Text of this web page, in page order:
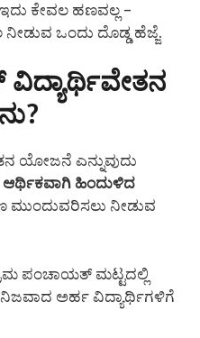
ಕೇವಲ ಹಣವಲ್ಲ –
ಒಂದು ದೊಡ್ಡ ಹೆಜ್ಜೆ.
ಯೋಜನೆ ಎನ್ನುವುದು
ಆರ್ಥಿಕವಾಗಿ ಹಿಂದುಳಿದ
ಮುಂದುವರಿಸಲು ನೀಡುವ
ಪಂಚಾಯತ್ ಮಟ್ಟದಲ್ಲಿ
ನಿಜವಾದ ಅರ್ಹ ವಿದ್ಯಾರ್ಥಿಗಳಿಗೆ